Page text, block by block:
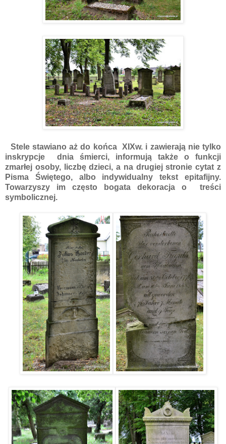
Stele stawiano aż do końca XIXw. i zawierają nie tylko
inskrypcje dnia śmierci, informują także o funkcji
zmarłej osoby, liczbę dzieci, a na drugiej stronie cytat z
Pisma Świętego, albo indywidualny tekst epitafijny.
Towarzyszy im często bogata dekoracja o treści
symbolicznej.